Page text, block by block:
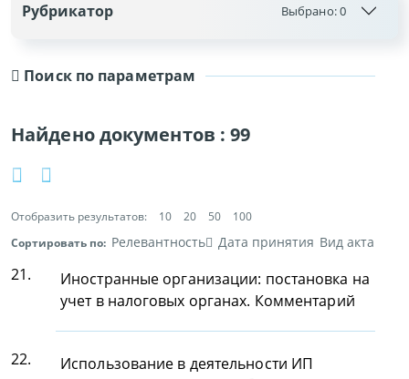
Поиск по параметрам
Найдено документов :99
Отобразить результатов: 10 20 50
100
Сортировать по: Релевантность Дата принятия Вид акта
21.
Иностранные организации: постановка на
учет в налоговых органах. Комментарий
22.
Использование в деятельности ИП
Рубрикатор Выбрано:0